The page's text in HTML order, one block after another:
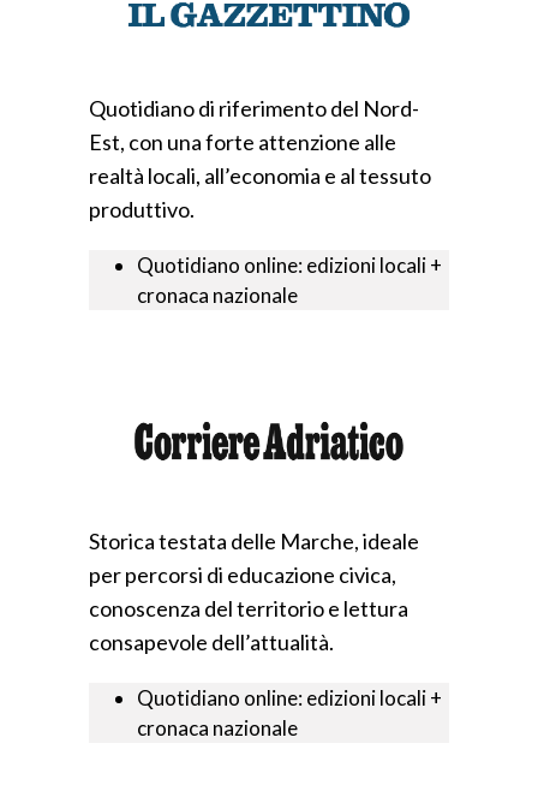
Quotidiano di riferimento del Nord-
Est, con una forte attenzione alle
realtà locali, all’economia e al tessuto
produttivo.
Quotidiano online: edizioni locali +
cronaca nazionale
Storica testata delle Marche, ideale
per percorsi di educazione civica,
conoscenza del territorio e lettura
consapevole dell’attualità.
Quotidiano online: edizioni locali +
cronaca nazionale